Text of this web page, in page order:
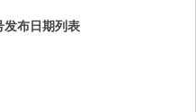
布日期列表